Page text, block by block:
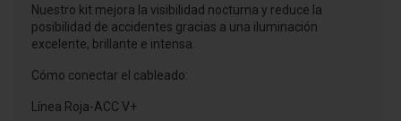
Nuestro kit mejora la visibilidad nocturna y reduce la
posibilidad de accidentes gracias a una iluminación
excelente, brillante e intensa.
Cómo conectar el cableado:
Línea Roja-ACC V+